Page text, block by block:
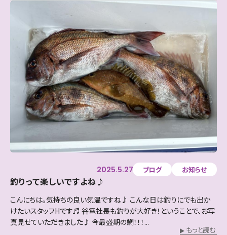
釣りって楽しいですよね♪
2025.5.27 ブログ お知らせ
こんにちは。気持ちの良い気温ですね♪ こんな日は釣りにでも出か
けたいスタッフHです♬ 谷電社長も釣りが大好き！ということで、お写
真見せていただきました♪ 今最盛期の鯛！！！...
もっと読む